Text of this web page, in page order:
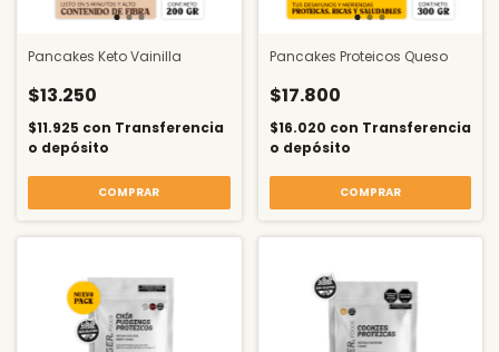
Pancakes Keto Vainilla
$13.250
$11.925 con Transferencia
o depósito
COMPRAR
Pancakes Proteicos Queso
$17.800
$16.020 con Transferencia
o depósito
COMPRAR